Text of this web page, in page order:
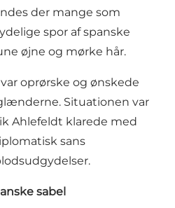
der mange som
spor af spanske
øjne og mørke hår.
oprørske og ønskede
Situationen var
Ahlefeldt klarede med
sans
sabel